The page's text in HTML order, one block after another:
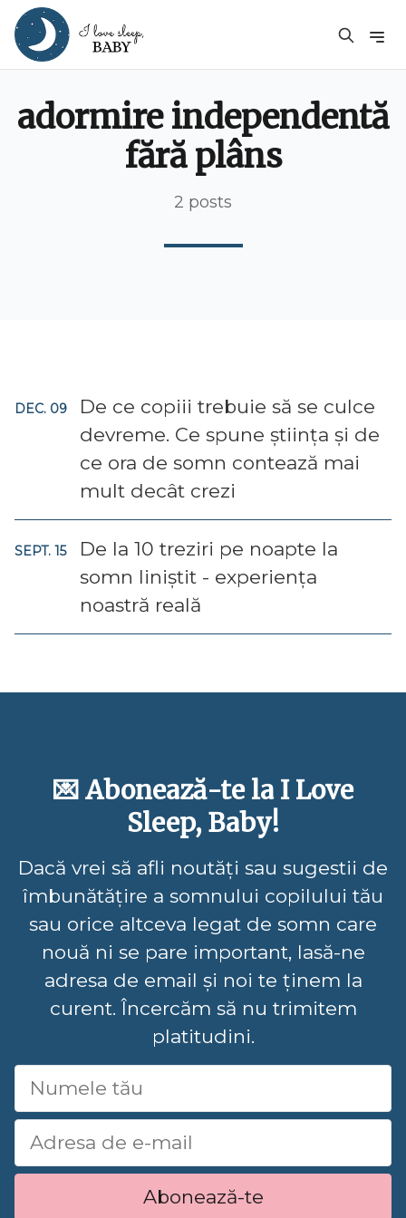
adormire independentă
fără plâns
2 posts
DEC. 09
De ce copiii trebuie să se culce
devreme. Ce spune știința și de
ce ora de somn contează mai
mult decât crezi
SEPT. 15
De la 10 treziri pe noapte la
somn liniștit - experiența
noastră reală
💌 Abonează-te la I Love
Sleep, Baby!
Dacă vrei să afli noutăți sau sugestii de
îmbunătățire a somnului copilului tău
sau orice altceva legat de somn care
nouă ni se pare important, lasă-ne
adresa de email și noi te ținem la
curent. Încercăm să nu trimitem
platitudini.
Abonează-te